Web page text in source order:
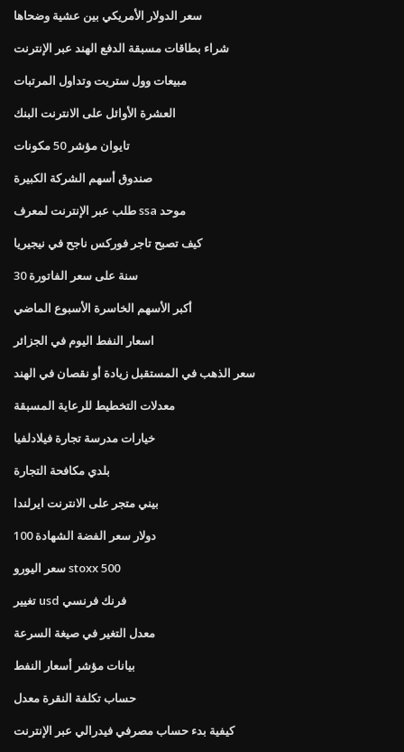
سعر الدولار الأمريكي بين عشية وضحاها
شراء بطاقات مسبقة الدفع الهند عبر الإنترنت
مبيعات وول ستريت وتداول المرتبات
العشرة الأوائل على الانترنت البنك
تايوان مؤشر 50 مكونات
صندوق أسهم الشركة الكبيرة
طلب عبر الإنترنت لمعرف ssa موحد
كيف تصبح تاجر فوركس ناجح في نيجيريا
30 سنة على سعر الفاتورة
أكبر الأسهم الخاسرة الأسبوع الماضي
اسعار النفط اليوم في الجزائر
سعر الذهب في المستقبل زيادة أو نقصان في الهند
معدلات التخطيط للرعاية المسبقة
خيارات مدرسة تجارة فيلادلفيا
بلدي مكافحة التجارة
بيني متجر على الانترنت ايرلندا
100 دولار سعر الفضة الشهادة
سعر اليورو stoxx 500
تغيير usd فرنك فرنسي
معدل التغير في صيغة السرعة
بيانات مؤشر أسعار النفط
حساب تكلفة النقرة معدل
كيفية بدء حساب مصرفي فيدرالي عبر الإنترنت